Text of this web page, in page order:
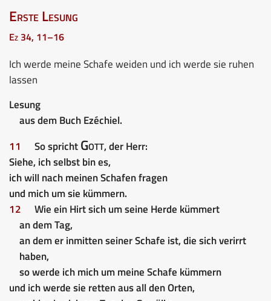
Erste Lesung
Ez 34, 11–16
Ich werde meine Schafe weiden und ich werde sie ruhen
lassen
Lesung
aus dem Buch Ezéchiel.
11
So sprichtGott, der Herr:
Siehe, ich selbst bin es,
ich will nach meinen Schafen fragen
und mich um sie kümmern.
12
Wie ein Hirt sich um seine Herde kümmert
an dem Tag,
an dem er inmitten seiner Schafe ist, die sich verirrt
haben,
so werde ich mich um meine Schafe kümmern
und ich werde sie retten aus all den Orten,